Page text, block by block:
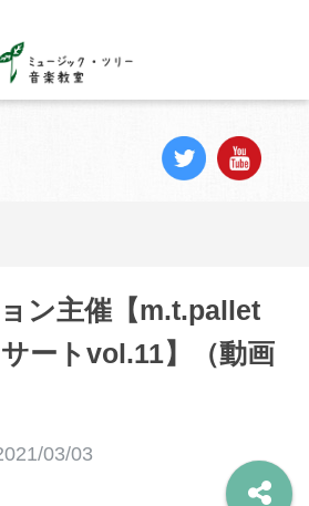
ン主催【m.t.pallet
ートvol.11】（動画
03/03